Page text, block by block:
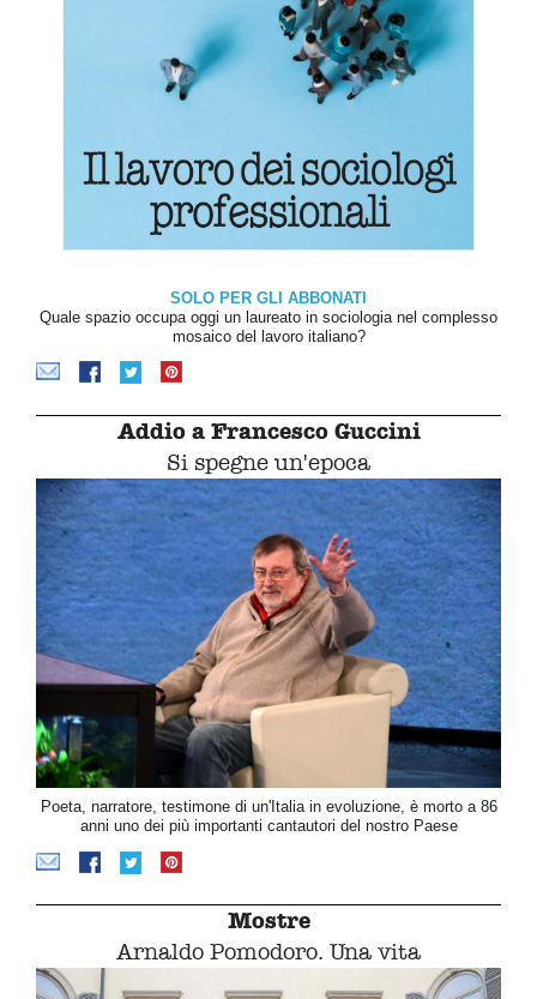
SOLO PER GLI ABBONATI
Quale spazio occupa oggi un laureato in sociologia nel complesso
mosaico del lavoro italiano?
Addio a Francesco Guccini
Si spegne un'epoca
Poeta, narratore, testimone di un'Italia in evoluzione, è morto a 86
anni uno dei più importanti cantautori del nostro Paese
Mostre
Arnaldo Pomodoro. Una vita